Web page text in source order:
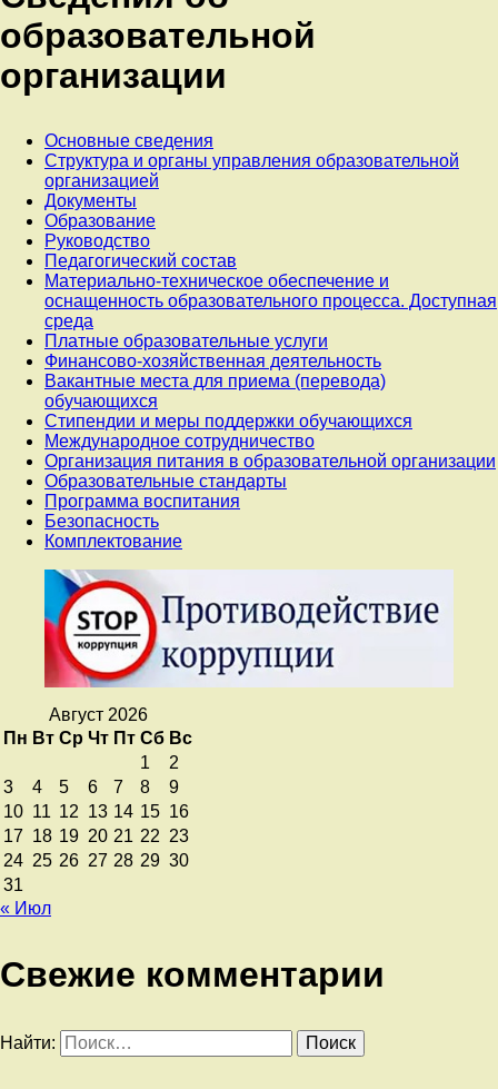
образовательной
организации
Основные сведения
Структура и органы управления образовательной
организацией
Документы
Образование
Руководство
Педагогический состав
Материально-техническое обеспечение и
оснащенность образовательного процесса. Доступная
среда
Платные образовательные услуги
Финансово-хозяйственная деятельность
Вакантные места для приема (перевода)
обучающихся
Стипендии и меры поддержки обучающихся
Международное сотрудничество
Организация питания в образовательной организации
Образовательные стандарты
Программа воспитания
Безопасность
Комплектование
Август 2026
Пн Вт Ср Чт Пт Сб Вс
1
2
3
4 5 6 7 8
9
10 11 12 13 14 15 16
17 18 19 20 21 22 23
24 25 26 27 28 29 30
31
« Июл
Свежие комментарии
Найти: